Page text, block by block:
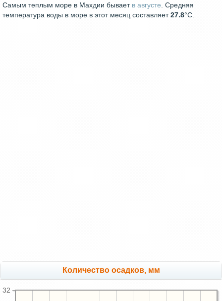
Самым теплым море в Махдии бывает в августе. Средняя
температура воды в море в этот месяц составляет27.8°C.
Количество осадков, мм
32